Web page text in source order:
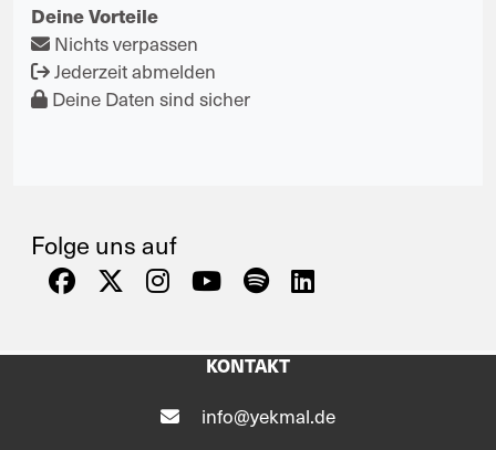
Deine Vorteile
Nichts verpassen
Jederzeit abmelden
Deine Daten sind sicher
Folge uns auf
KONTAKT
info@yekmal.de